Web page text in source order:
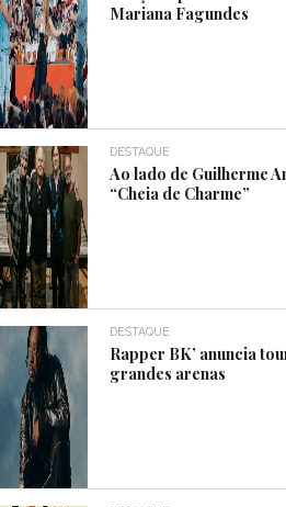
Mariana Fagundes
DESTAQUE
Ao lado de Guilherme
“Cheia de Charme”
DESTAQUE
Rapper BK’ anuncia
grandes arenas